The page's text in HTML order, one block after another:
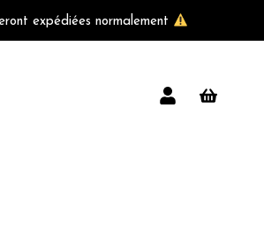
expédiées normalement